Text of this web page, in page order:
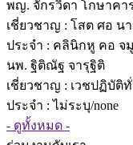
พญ. จักรวิดา โกษาคา
เชี่ยวชาญ : โสต ศอ น
ประจำ : คลินิกหู คอ จ
นพ. ฐิติณัฐ จารุฐิติ
เชี่ยวชาญ : เวชปฏิบัติทั่
ประจำ : ไม่ระบุ/none
- ดูทั้งหมด -